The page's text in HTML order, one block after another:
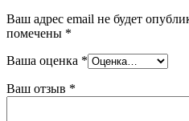
Ваш адрес email не будет
помечены *
Ваша оценка *
Ваш отзыв *